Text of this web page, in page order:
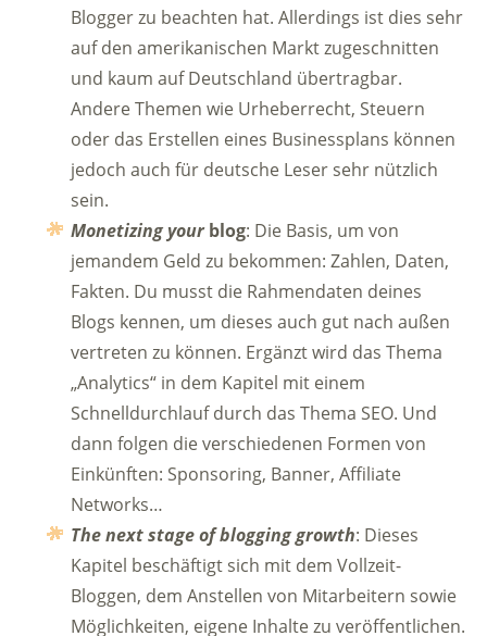
Blogger zu beachten hat. Allerdings ist dies sehr
auf den amerikanischen Markt zugeschnitten
und kaum auf Deutschland übertragbar.
Andere Themen wie Urheberrecht, Steuern
oder das Erstellen eines Businessplans können
jedoch auch für deutsche Leser sehr nützlich
sein.
Monetizing yourblog: Die Basis, um von
jemandem Geld zu bekommen: Zahlen, Daten,
Fakten. Du musst die Rahmendaten deines
Blogs kennen, um dieses auch gut nach außen
vertreten zu können. Ergänzt wird das Thema
„Analytics“ in dem Kapitel mit einem
Schnelldurchlauf durch das Thema SEO. Und
dann folgen die verschiedenen Formen von
Einkünften: Sponsoring, Banner, Affiliate
Networks…
The next stage of blogging growth: Dieses
Kapitel beschäftigt sich mit dem Vollzeit-
Bloggen, dem Anstellen von Mitarbeitern sowie
Möglichkeiten, eigene Inhalte zu veröffentlichen.